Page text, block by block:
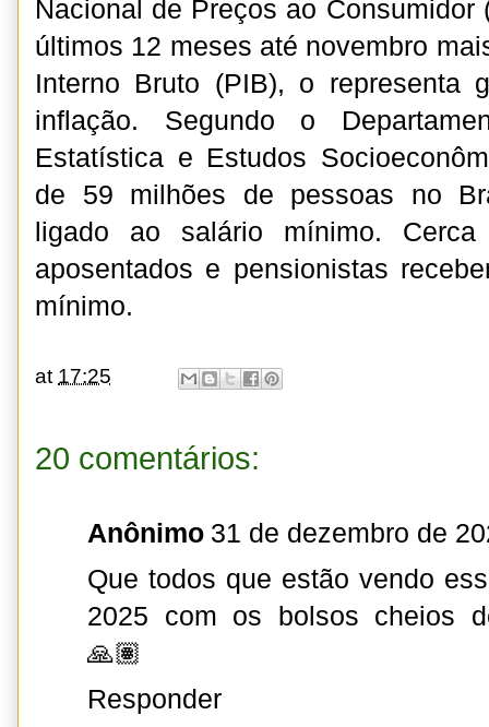
Nacional de Preços ao Consumidor
últimos 12 meses até novembro
Interno Bruto (PIB), o representa
inflação. Segundo o
Estatística e Estudos
de 59 milhões de pessoas no
ligado ao salário mínimo.
aposentados e pensionistas
mínimo.
at 17:25
20 comentários:
Anônimo 31 de dezembro de
Que todos que estão vendo
2025 com os bolsos cheios
🙏🏽
Responder